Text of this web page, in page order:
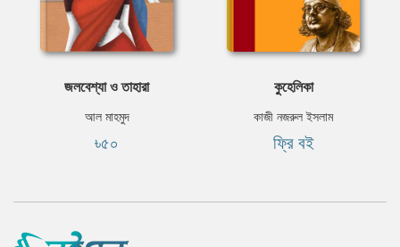
জলবেশ্যা ও তাহারা
আল মাহমুদ
৳৫০
কুহেলিকা
কাজী নজরুল ইসলাম
ফ্রি বই